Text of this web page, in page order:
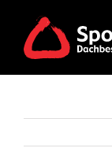
content